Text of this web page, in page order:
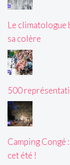
Le climatologue
sa colère
500
Camping Congé
cet été !